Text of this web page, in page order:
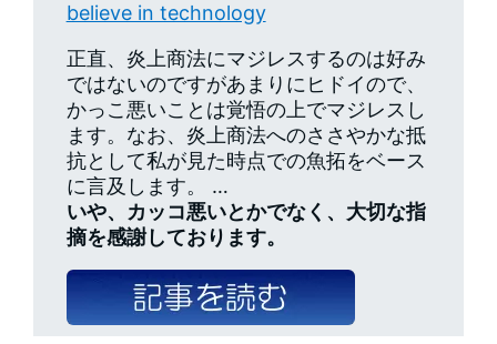
believe in technology
正直、炎上商法にマジレスするのは好み
ではないのですがあまりにヒドイので、
かっこ悪いことは覚悟の上でマジレスし
ます。なお、炎上商法へのささやかな抵
抗として私が見た時点での魚拓をベース
に言及します。 …
いや、カッコ悪いとかでなく、大切な指
摘を感謝しております。